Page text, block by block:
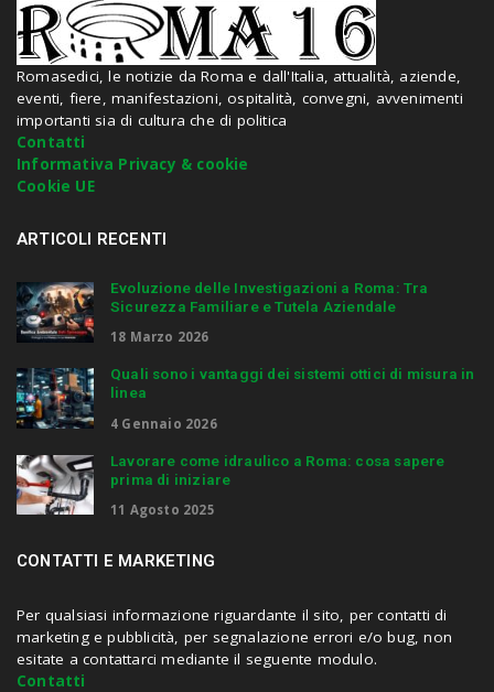
d
h
i
t
e
n
t
e
r
Romasedici, le notizie da Roma e dall'Italia, attualità, aziende,
eventi, fiere, manifestazioni, ospitalità, convegni, avvenimenti
importanti sia di cultura che di politica
Contatti
Informativa Privacy & cookie
Cookie UE
ARTICOLI RECENTI
Evoluzione delle Investigazioni a Roma: Tra
Sicurezza Familiare e Tutela Aziendale
18 Marzo 2026
Quali sono i vantaggi dei sistemi ottici di misura in
linea
4 Gennaio 2026
Lavorare come idraulico a Roma: cosa sapere
prima di iniziare
11 Agosto 2025
CONTATTI E MARKETING
Per qualsiasi informazione riguardante il sito, per contatti di
marketing e pubblicità, per segnalazione errori e/o bug, non
esitate a contattarci mediante il seguente modulo.
Contatti